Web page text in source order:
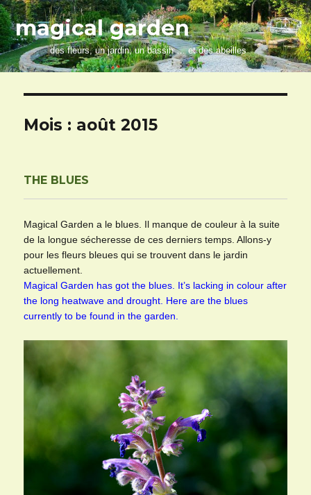
magical garden
des fleurs, un jardin, un bassin … et des abeilles
Mois : août 2015
THE BLUES
Magical Garden a le blues. Il manque de couleur à la suite
de la longue sécheresse de ces derniers temps. Allons-y
pour les fleurs bleues qui se trouvent dans le jardin
actuellement.
Magical Garden has got the blues. It’s lacking in colour after
the long heatwave and drought. Here are the blues
currently to be found in the garden.